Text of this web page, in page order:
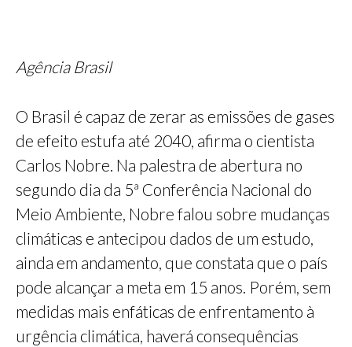
Agência Brasil
O Brasil é capaz de zerar as emissões de gases
de efeito estufa até 2040, afirma o cientista
Carlos Nobre. Na palestra de abertura no
segundo dia da 5ª Conferência Nacional do
Meio Ambiente, Nobre falou sobre mudanças
climáticas e antecipou dados de um estudo,
ainda em andamento, que constata que o país
pode alcançar a meta em 15 anos. Porém, sem
medidas mais enfáticas de enfrentamento à
urgência climática, haverá consequências